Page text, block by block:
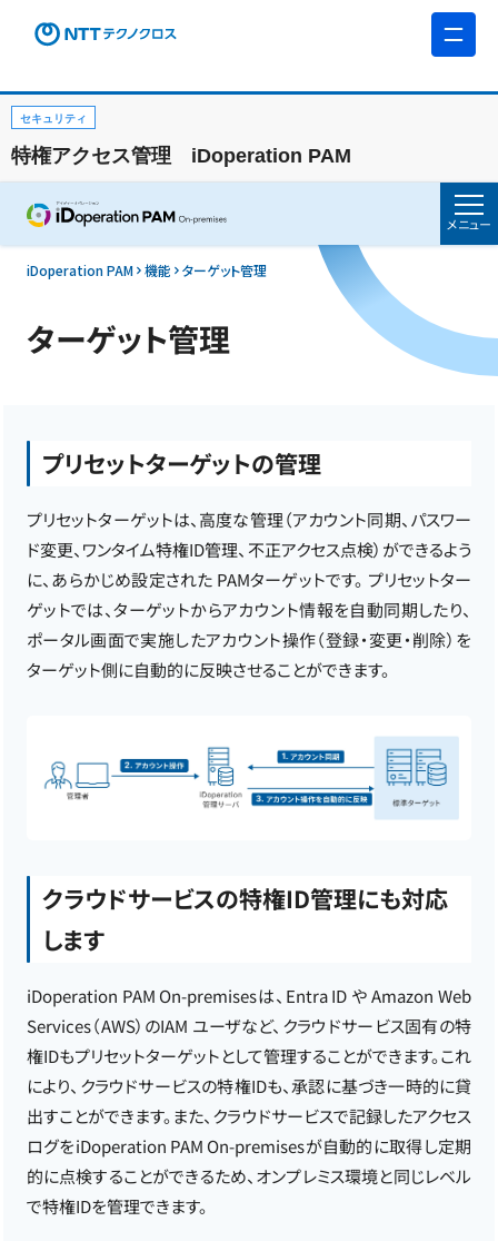
セキュリティ
特権アクセス管理 iDoperation PAM
メニュー
iDoperation PAM 機能 ターゲット管理
ターゲット管理
プリセットターゲットの管理
プリセットターゲットは、高度な管理（アカウント同期、パスワー
ド変更、ワンタイム特権ID管理、不正アクセス点検）ができるよう
に、あらかじめ設定された PAMターゲットです。 プリセットター
ゲットでは、ターゲットからアカウント情報を自動同期したり、
ポータル画面で実施したアカウント操作（登録・変更・削除）を
ターゲット側に自動的に反映させることができます。
クラウドサービスの特権ID管理にも対応
します
iDoperation PAM On-premisesは、Entra ID や Amazon Web
Services（AWS）のIAM ユーザなど、クラウドサービス固有の特
権IDもプリセットターゲットとして管理することができます。これ
により、クラウドサービスの特権IDも、承認に基づき一時的に貸
出すことができます。また、クラウドサービスで記録したアクセス
ログをiDoperation PAM On-premisesが自動的に取得し定期
的に点検することができるため、オンプレミス環境と同じレベル
で特権IDを管理できます。